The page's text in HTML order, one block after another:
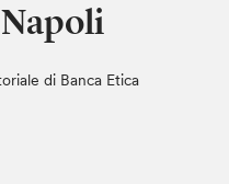
di Banca Etica